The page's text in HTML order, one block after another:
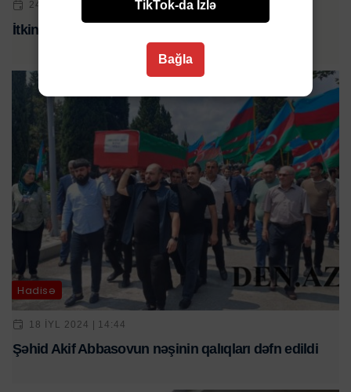
24 MAY 2024 | 16:57
İtkin düşən daha bir şəhidimiz dəfn edildi
Hadisə
18 IYL 2024 | 14:44
Şəhid Akif Abbasovun nəşinin qalıqları dəfn edildi
TikTok-da İzlə
Bağla